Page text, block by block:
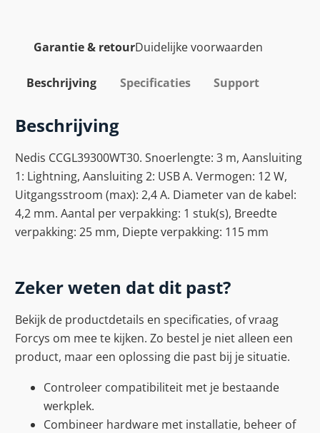
Garantie & retourDuidelijke voorwaarden
Beschrijving Specificaties Support
Beschrijving
Nedis CCGL39300WT30. Snoerlengte: 3 m, Aansluiting
1: Lightning, Aansluiting 2: USB A. Vermogen: 12 W,
Uitgangsstroom (max): 2,4 A. Diameter van de kabel:
4,2 mm. Aantal per verpakking: 1 stuk(s), Breedte
verpakking: 25 mm, Diepte verpakking: 115 mm
Zeker weten dat dit past?
Bekijk de productdetails en specificaties, of vraag
Forcys om mee te kijken. Zo bestel je niet alleen een
product, maar een oplossing die past bij je situatie.
Controleer compatibiliteit met je bestaande
werkplek.
Combineer hardware met installatie, beheer of